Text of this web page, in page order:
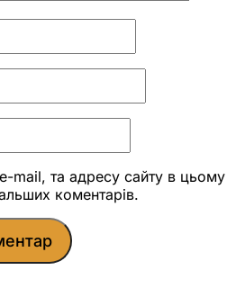
mail, та адресу сайту в цьому
коментарів.